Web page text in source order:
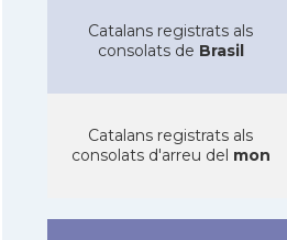
Catalans registrats als
consolats de Brasil
Catalans registrats als
consolats d'arreu del mon